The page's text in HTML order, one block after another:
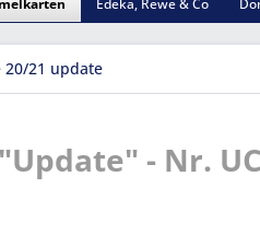
Edeka, Rewe & Co
20/21 update
- Nr.